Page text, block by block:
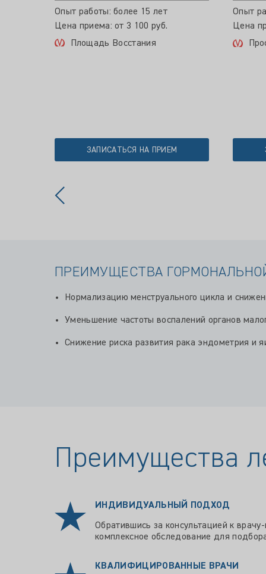
Опыт работы: более 15 лет
Цена приема: от 3 100 руб.
Площадь Восстания
ЗАПИСАТЬСЯ НА ПРИЕМ
Опыт
Цена
ПРЕИМУЩЕСТВА
Нормализацию менструального цикла и
Уменьшение частоты воспалений органов
Снижение риска развития рака эндометрия и
Преимущества
ИНДИВИДУАЛЬНЫЙ ПОДХОД
Обратившись за консультацией к
комплексное обследование для
КВАЛИФИЦИРОВАННЫЕ ВРАЧИ